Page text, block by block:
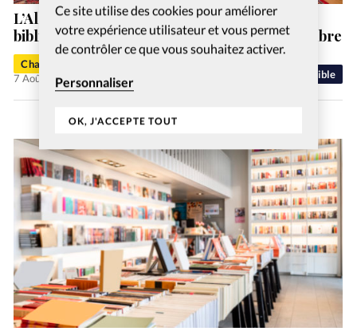
Ce site utilise des cookies pour améliorer
votre expérience utilisateur et vous permet
de contrôler ce que vous souhaitez activer.
Personnaliser
OK, J'ACCEPTE TOUT
Bible
L’Alliance biblique française ouvre sa
bibliothèque historique au public le 19 septembre
Charlotte Moulin
7 Août 2026